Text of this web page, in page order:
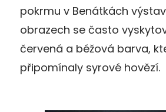
pokrmu v Benátkách
obrazech se často
červená a béžová barva,
připomínaly syrové hovězí.